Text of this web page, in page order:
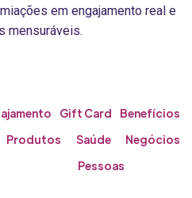
em engajamento real e
mensuráveis.
Gift Card
Benefícios
Produtos Saúde
Negócios
Pessoas